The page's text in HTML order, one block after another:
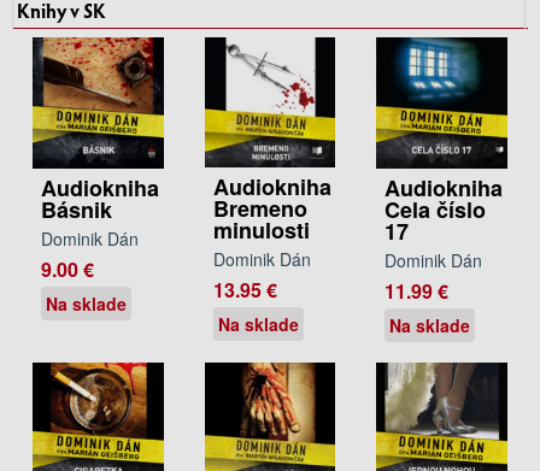
Knihy v SK
Audiokniha
Básnik
Dominik Dán
9.00 €
Na sklade
Audiokniha
Bremeno
minulosti
Dominik Dán
13.95 €
Na sklade
Audiokniha
Cela číslo
17
Dominik Dán
11.99 €
Na sklade